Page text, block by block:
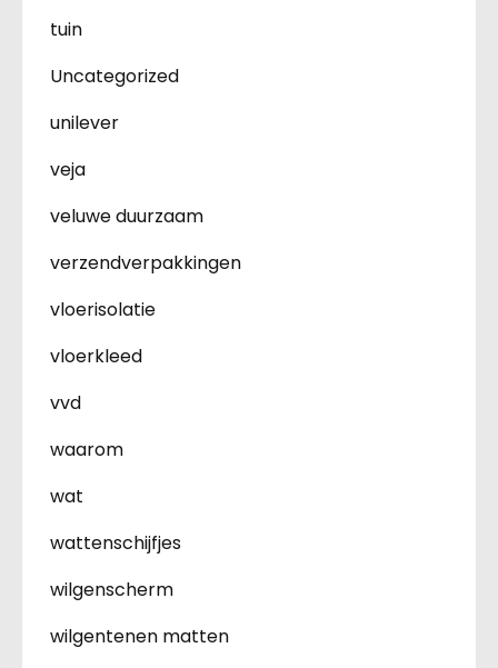
tuin
Uncategorized
unilever
veja
veluwe duurzaam
verzendverpakkingen
vloerisolatie
vloerkleed
vvd
waarom
wat
wattenschijfjes
wilgenscherm
wilgentenen matten